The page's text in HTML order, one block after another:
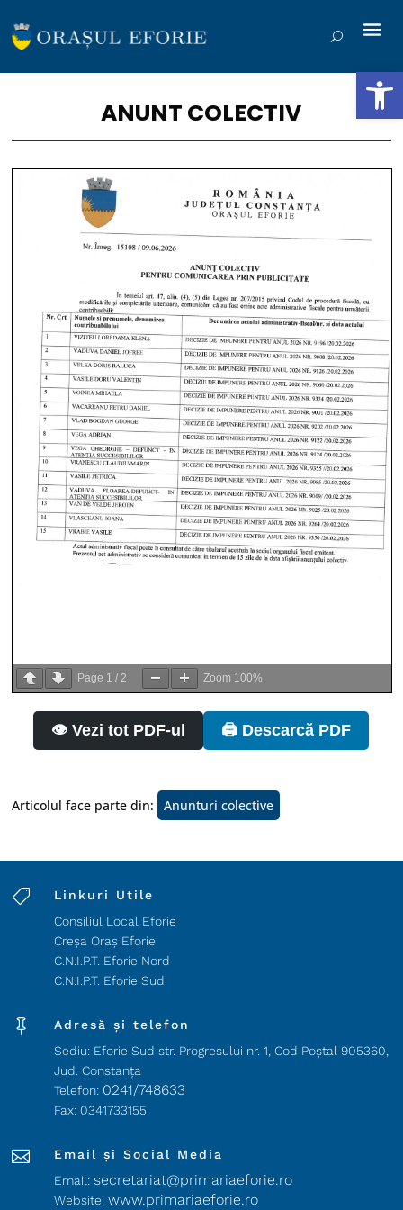
ANUNT COLECTIV
Page 1 /2 Zoom 100%
👁️ Vezi tot PDF-ul 🖨️ Descarcă PDF
Articolul face parte din: Anunturi colective

Linkuri Utile
Consiliul Local Eforie
Creșa Oraș Eforie
C.N.I.P.T. Eforie Nord
C.N.I.P.T. Eforie Sud

Adresă și telefon
Sediu: Eforie Sud str. Progresului nr. 1, Cod Poştal 905360,
Jud. Constanţa
Telefon: 0241/748633
Fax: 0341733155

Email și Social Media
Email:secretariat@primariaeforie.ro
Website:www.primariaeforie.ro